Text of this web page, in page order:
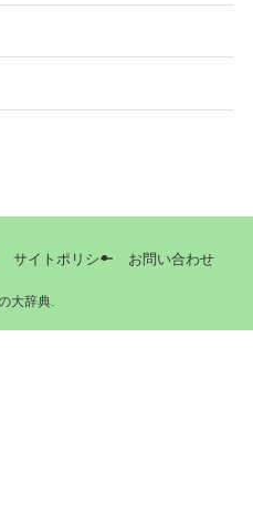
サイトポリシー お問い合わせ
大辞典.